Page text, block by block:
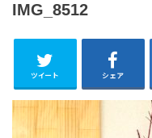
IMG_8512
ツイート シェア